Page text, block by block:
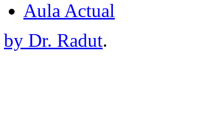
Aula Actual
by Dr. Radut.